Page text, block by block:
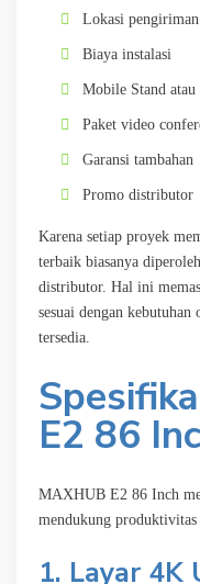
Lokasi pengiriman
Biaya instalasi
Mobile Stand
Paket video
Garansi tambahan
Promo distributor
Karena setiap proyek
terbaik biasanya
distributor. Hal ini
sesuai dengan kebutuhan
tersedia.
E2 86
MAXHUB E2 86 Inch
mendukung produktivitas
1. Layar 4K